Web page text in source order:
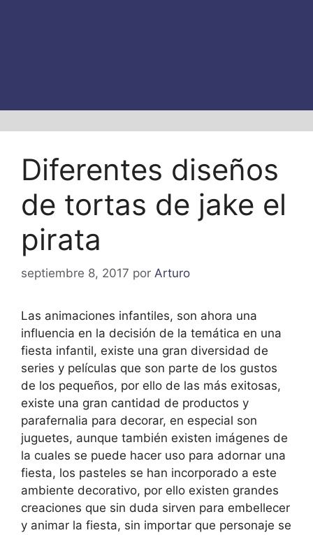
Diferentes diseños
de tortas de jake el
pirata
septiembre 8, 2017 por Arturo
Las animaciones infantiles, son ahora una
influencia en la decisión de la temática en una
fiesta infantil, existe una gran diversidad de
series y películas que son parte de los gustos
de los pequeños, por ello de las más exitosas,
existe una gran cantidad de productos y
parafernalia para decorar, en especial son
juguetes, aunque también existen imágenes de
la cuales se puede hacer uso para adornar una
fiesta, los pasteles se han incorporado a este
ambiente decorativo, por ello existen grandes
creaciones que sin duda sirven para embellecer
y animar la fiesta, sin importar que personaje se